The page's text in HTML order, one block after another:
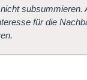
für die